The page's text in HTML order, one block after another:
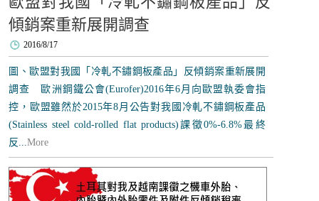
傾銷案重新展開調查
2016/8/17
圖、歐盟對我國「冷軋不鏽鋼板產品」反傾銷案重新展開
調查 歐洲鋼鐵公會(Eurofer)2016年6月向歐盟執委會指
控，歐盟雖然於2015年8月公告對我國冷軋不鏽鋼板產品
(Stainless steel cold-rolled flat products)課徵0%-6.8%最終
反...More